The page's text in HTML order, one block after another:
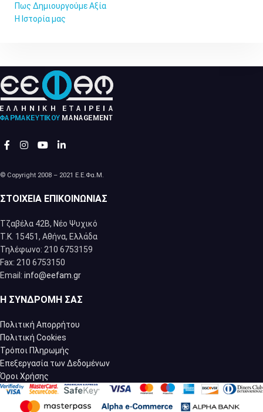
Πως Δημιουργούμε Αξία
Η Ιστορία μας
© Copyright 2008 – 2021 Ε.Ε.Φα.Μ.
ΣΤΟΙΧΕΊΑ ΕΠΙΚΟΙΝΩΝΊΑΣ
Τζαβέλα 42Β, Νέο Ψυχικό
Τ.Κ. 15451, Αθήνα, Eλλάδα
Τηλέφωνο: 210 6753159
Fax: 210 6753150
Email: info@eefam.gr
Η ΣΥΝΔΡΟΜΉ ΣΑΣ
Πολιτική Απορρήτου
Πολιτική Cookies
Τρόποι Πληρωμής
Επεξεργασία των Δεδομένων
Όροι Χρήσης